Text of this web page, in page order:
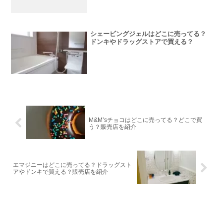
シェービングジェルはどこに売ってる？
ドンキやドラッグストアで買える？
M&M’sチョコはどこに売ってる？どこで買
う？販売店を紹介
エマジニーはどこに売ってる？ドラッグスト
アやドンキで買える？販売店を紹介